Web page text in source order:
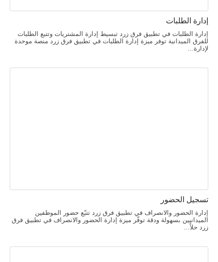
إدارة الطلبات
إدارة الطلبات في تطبيق فرق زرد تبسيط إدارة المشتريات وتتبع الطلبات
للفرق الميدانية توفر ميزة إدارة الطلبات في تطبيق فرق زرد منصة موحدة
لإدارة...
تسجيل الحضور
إدارة الحضور والانصراف في تطبيق فرق زرد تتبّع حضور الموظفين
الميدانيين بسهولة ودقة توفّر ميزة إدارة الحضور والانصراف في تطبيق فرق
زرد حلاً...